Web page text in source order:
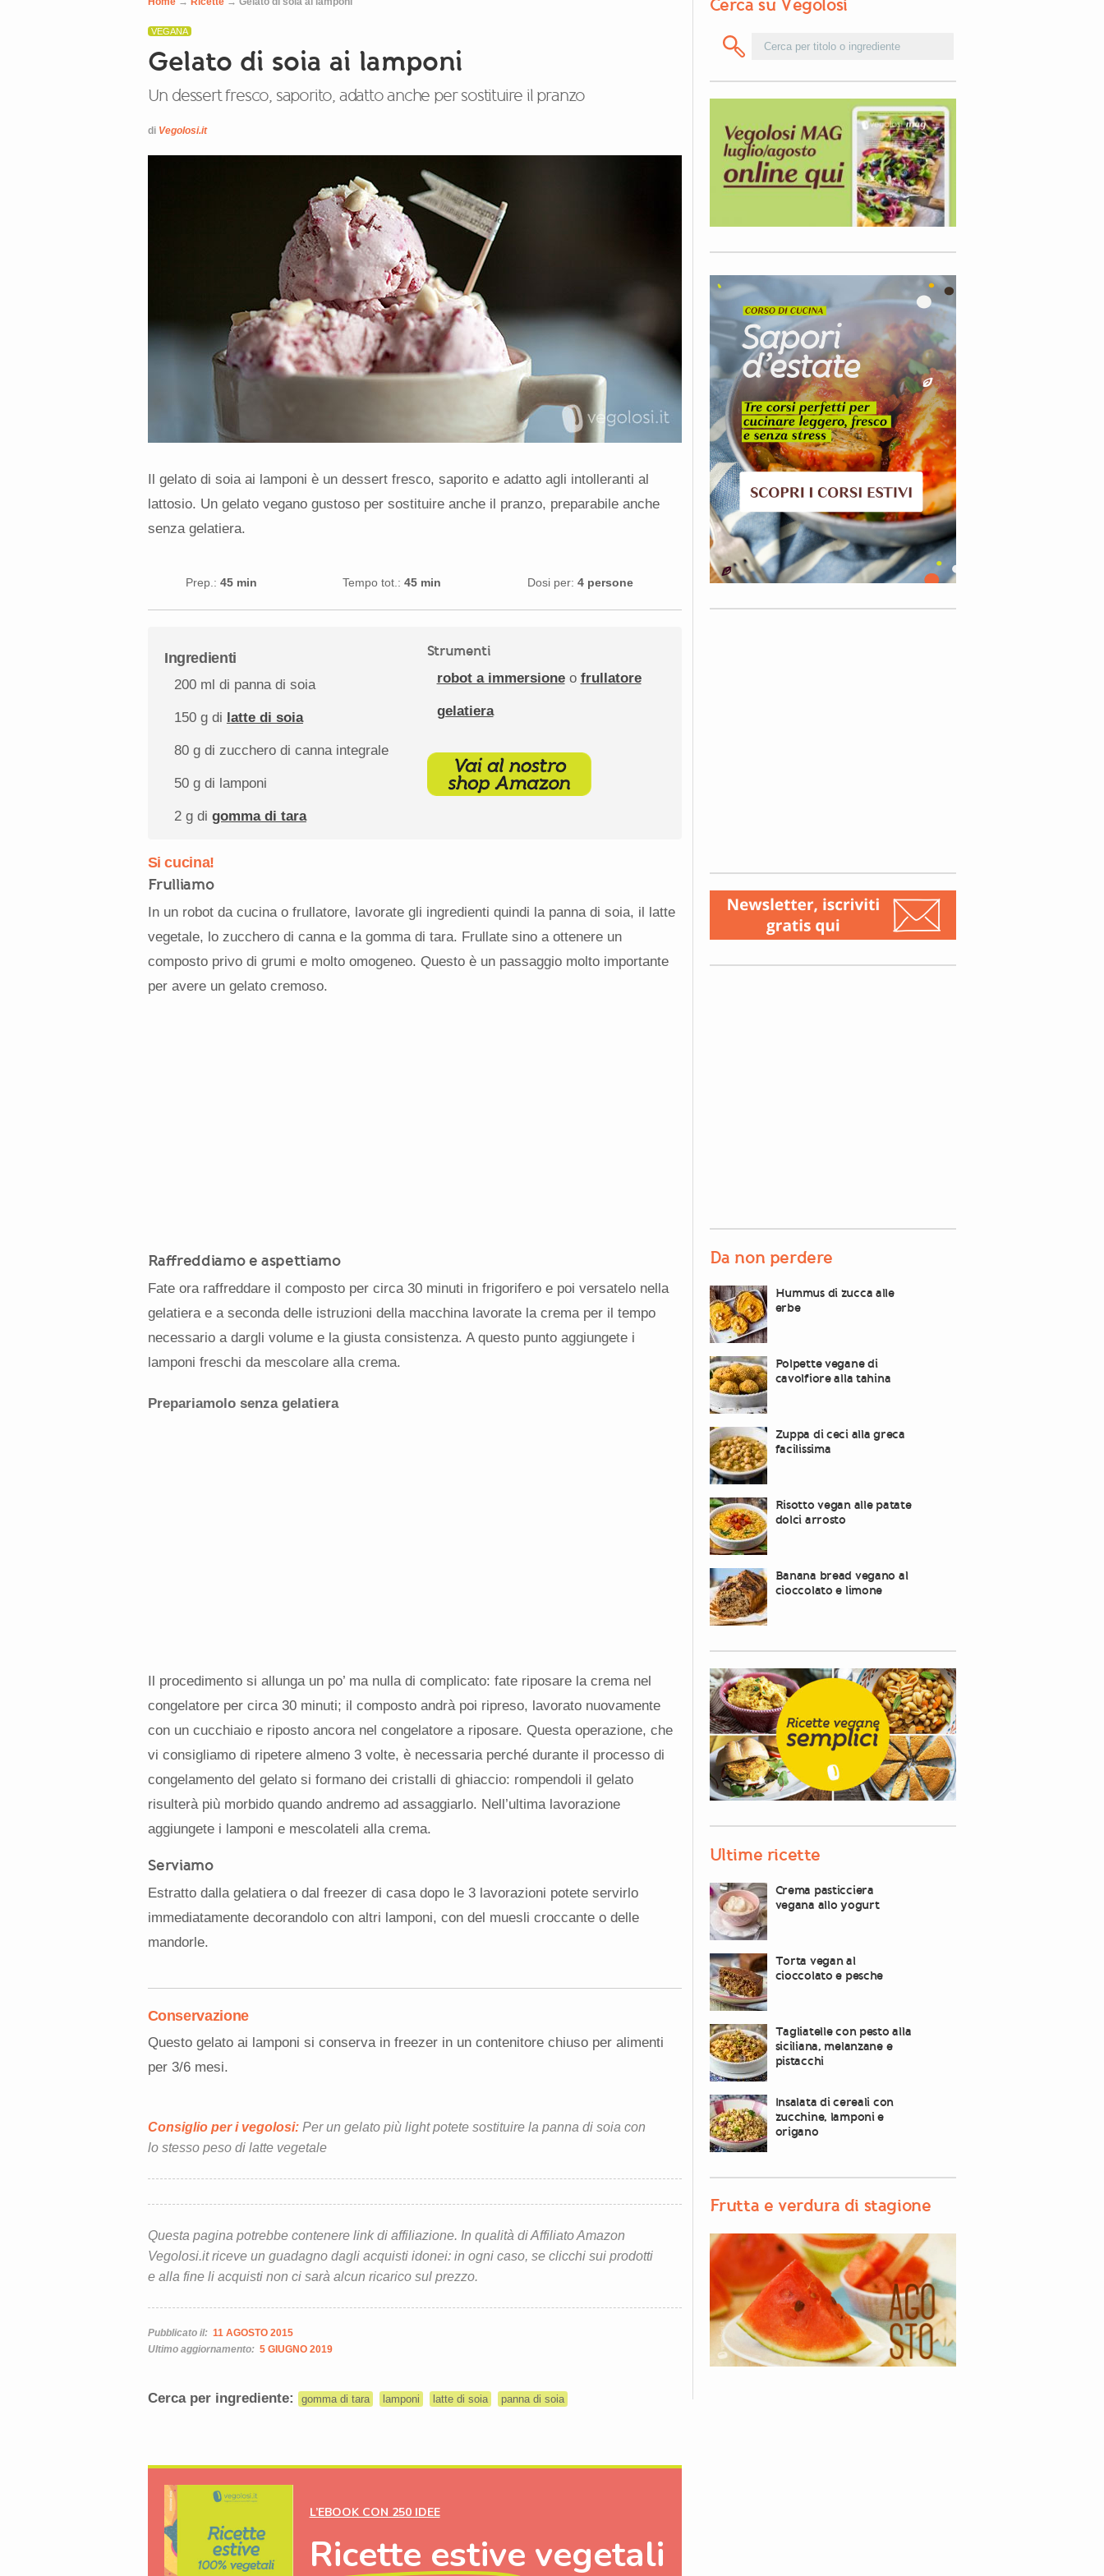
VEGANA
Gelato di soia ai lamponi
Un dessert fresco, saporito, adatto anche per sostituire il pranzo
di Vegolosi.it
Il gelato di soia ai lamponi è un dessert fresco, saporito e adatto agli intolleranti al
lattosio. Un gelato vegano gustoso per sostituire anche il pranzo, preparabile anche
senza gelatiera.
Prep.: 45 min Tempo tot.: 45 min Dosi per: 4 persone
Ingredienti
200ml di panna di soia
150 gdi latte di soia
80 gdi zucchero di canna integrale
50 gdi lamponi
2 gdi gomma di tara
Strumenti
robot a immersioneo frullatore
gelatiera
Si cucina!
Frulliamo
In un robot da cucina o frullatore, lavorate gli ingredienti quindi la panna di soia, il latte
vegetale, lo zucchero di canna e la gomma di tara. Frullate sino a ottenere un
composto privo di grumi e molto omogeneo. Questo è un passaggio molto importante
per avere un gelato cremoso.
Raffreddiamo e aspettiamo
Fate ora raffreddare il composto per circa 30 minuti in frigorifero e poi versatelo nella
gelatiera e a seconda delle istruzioni della macchina lavorate la crema per il tempo
necessario a dargli volume e la giusta consistenza. A questo punto aggiungete i
lamponi freschi da mescolare alla crema.
Prepariamolo senza gelatiera
Il procedimento si allunga un po’ ma nulla di complicato: fate riposare la crema nel
congelatore per circa 30 minuti; il composto andrà poi ripreso, lavorato nuovamente
con un cucchiaio e riposto ancora nel congelatore a riposare. Questa operazione, che
vi consigliamo di ripetere almeno 3 volte, è necessaria perché durante il processo di
congelamento del gelato si formano dei cristalli di ghiaccio: rompendoli il gelato
risulterà più morbido quando andremo ad assaggiarlo. Nell’ultima lavorazione
aggiungete i lamponi e mescolateli alla crema.
Serviamo
Estratto dalla gelatiera o dal freezer di casa dopo le 3 lavorazioni potete servirlo
immediatamente decorandolo con altri lamponi, con del muesli croccante o delle
mandorle.
Conservazione
Questo gelato ai lamponi si conserva in freezer in un contenitore chiuso per alimenti
per 3/6 mesi.
Consiglio per i vegolosi:Per un gelato più light potete sostituire la panna di soia con
lo stesso peso di latte vegetale
Questa pagina potrebbe contenere link di affiliazione. In qualità di Affiliato Amazon
Vegolosi.it riceve un guadagno dagli acquisti idonei: in ogni caso, se clicchi sui prodotti
e alla fine li acquisti non ci sarà alcun ricarico sul prezzo.
Pubblicato il: 11 AGOSTO 2015
Ultimo aggiornamento: 5 GIUGNO 2019
Cerca per ingrediente: gomma di tara lamponi latte di soia panna di soia
L’EBOOK CON 250 IDEE
Ricette estive vegetali
Cerca su Vegolosi
Da non perdere
Hummus di zucca alle
erbe
Polpette vegane di
cavolfiore alla tahina
Zuppa di ceci alla greca
facilissima
Risotto vegan alle patate
dolci arrosto
Banana bread vegano al
cioccolato e limone
Ultime ricette
Crema pasticciera
vegana allo yogurt
Torta vegan al
cioccolato e pesche
Tagliatelle con pesto alla
siciliana, melanzane e
pistacchi
Insalata di cereali con
zucchine, lamponi e
origano
Frutta e verdura di stagione